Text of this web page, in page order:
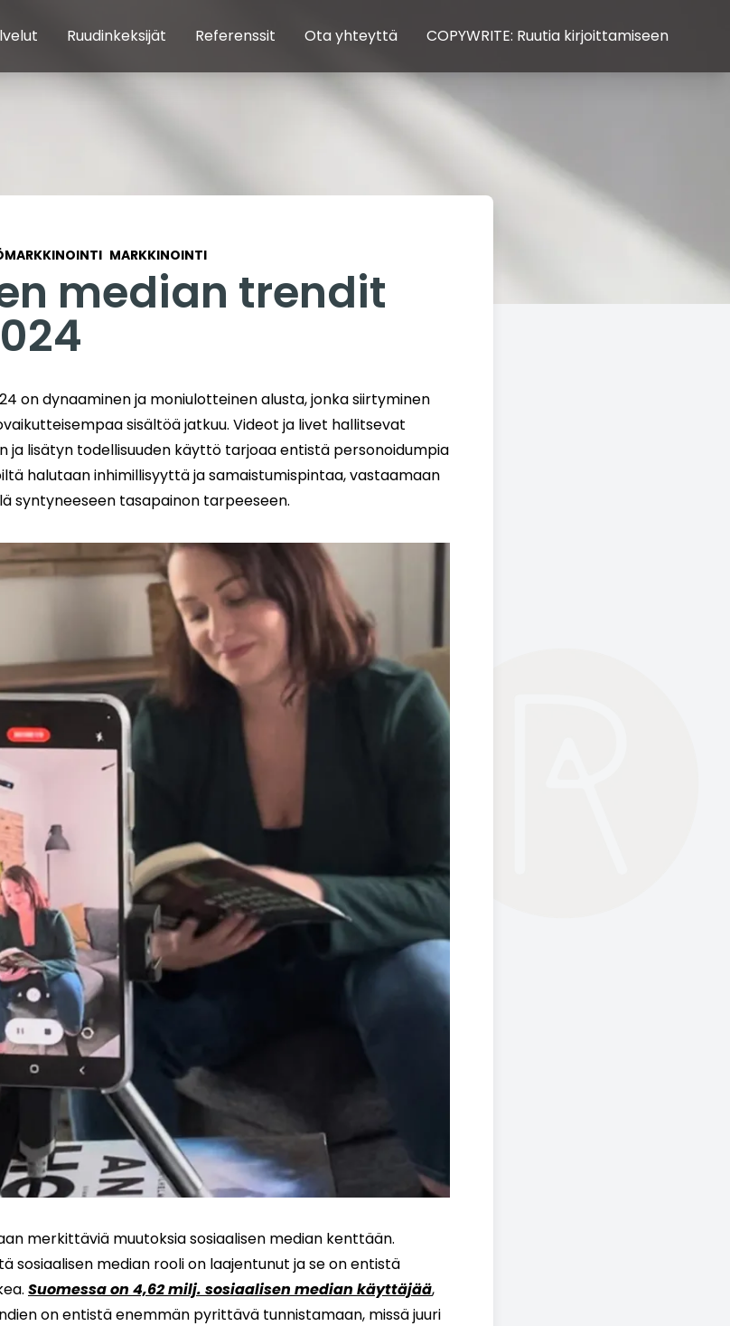
Ruudinkeksijät Referenssit Ota yhteyttä COPYWRITE: Ruutia kirjoittamiseen
MARKKINOINTI
median trendit
on dynaaminen ja moniulotteinen alusta, jonka siirtyminen
sisältöä jatkuu. Videot ja livet hallitsevat
ja lisätyn todellisuuden käyttö tarjoaa entistä personoidumpia
halutaan inhimillisyyttä ja samaistumispintaa, vastaamaan
syntyneeseen tasapainon tarpeeseen.
merkittäviä muutoksia sosiaalisen median kenttään.
sosiaalisen median rooli on laajentunut ja se on entistä
Suomessa on 4,62 milj. sosiaalisen median käyttäjää,
on entistä enemmän pyrittävä tunnistamaan, missä juuri